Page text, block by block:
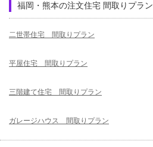
福岡・熊本の注文住宅 間取りプラン
二世帯住宅 間取りプラン
平屋住宅 間取りプラン
三階建て住宅 間取りプラン
ガレージハウス 間取りプラン